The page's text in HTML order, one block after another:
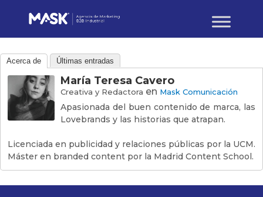
Acerca de Últimas entradas
María Teresa Cavero
Creativa y Redactora en Mask Comunicación
Apasionada del buen contenido de marca, las
Lovebrands y las historias que atrapan.
Licenciada en publicidad y relaciones públicas por la UCM.
Máster en branded content por la Madrid Content School.